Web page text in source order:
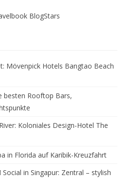
Mövenpick Hotels Bangtao Beach
besten Rooftop Bars,
Koloniales Design-Hotel The
in Florida auf Karibik-Kreuzfahrt
in Singapur: Zentral – stylish